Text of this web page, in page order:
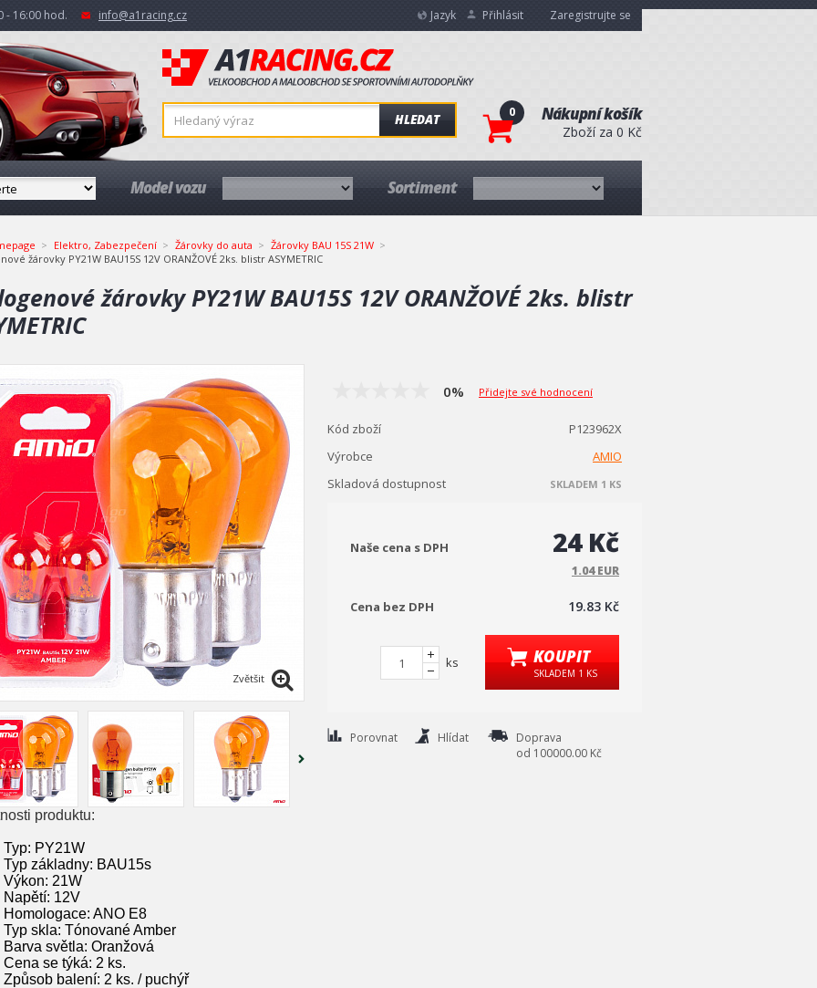
- 16:00 hod. info@a1racing.cz Jazyk Přihlásit Zaregistrujte se
HLEDAT 0 Nákupní košík
Zboží za 0 Kč
Model vozu Sortiment
Elektro, Zabezpečení Žárovky do auta
Žárovky BAU 15S 21W
žárovky PY21W BAU15S 12V ORANŽOVÉ 2ks. blistr ASYMETRIC
žárovky PY21W BAU15S 12V ORANŽOVÉ 2ks. blistr
Zvětšit
0% Přidejte své hodnocení
Kód zboží
P123962X
Výrobce
AMIO
Skladová dostupnost
SKLADEM 1 KS
Naše cena s DPH 24 Kč
1.04 EUR
Cena bez DPH 19.83 Kč
ks KOUPIT
SKLADEM 1 KS
Porovnat Hlídat
Doprava
od 100000.00 Kč
produktu:
Typ: PY21W
Typ základny: BAU15s
Výkon: 21W
Napětí: 12V
Homologace: ANO E8
Typ skla: Tónované Amber
Barva světla: Oranžová
Cena se týká: 2 ks.
Způsob balení: 2 ks. / puchýř